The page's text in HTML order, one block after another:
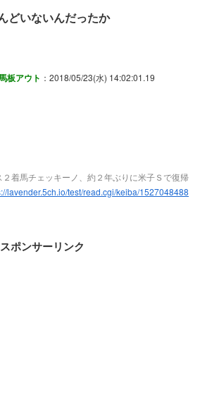
どいないんだったか
板アウト ：2018/05/23(水) 14:02:01.19
着馬チェッキーノ、約２年ぶりに米子Ｓで復帰
lavender.5ch.io/test/read.cgi/keiba/1527048488
スポンサーリンク